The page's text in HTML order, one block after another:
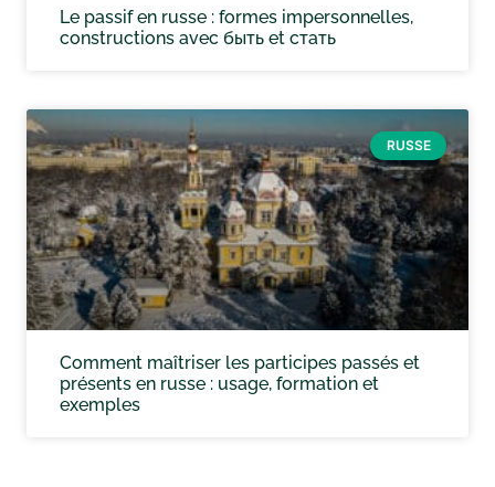
Le passif en russe : formes impersonnelles,
constructions avec быть et стать
RUSSE
Comment maîtriser les participes passés et
présents en russe : usage, formation et
exemples